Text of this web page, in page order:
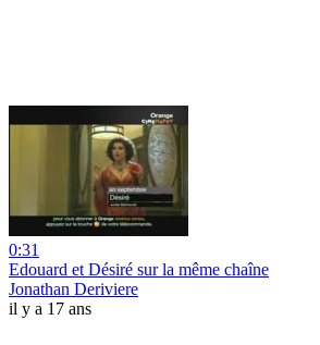
0:31
Edouard et Désiré sur la même chaîne
Jonathan Deriviere
il y a 17 ans